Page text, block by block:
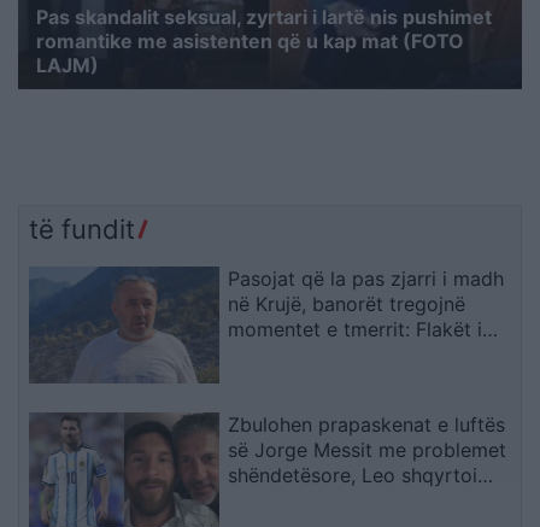
Pas skandalit seksual, zyrtari i lartë nis pushimet
romantike me asistenten që u kap mat (FOTO
LAJM)
të fundit
Pasojat që la pas zjarri i madh
në Krujë, banorët tregojnë
momentet e tmerrit: Flakët i
Zbulohen prapaskenat e luftës
së Jorge Messit me problemet
shëndetësore, Leo shqyrtoi